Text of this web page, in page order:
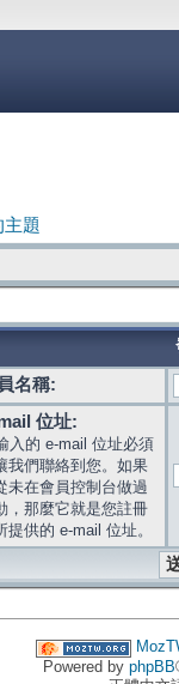
題
名稱:
位址:
入的 e-mail 位址必須
我們聯絡到您。如果
未在會員控制台做過
，那麼它就是您註冊
提供的 e-mail 位址。
Powered by phpBB